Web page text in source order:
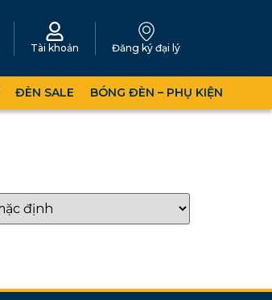
Tài khoản Đăng ký đại lý
ĐÈN SALE BÓNG ĐÈN – PHỤ KIỆN